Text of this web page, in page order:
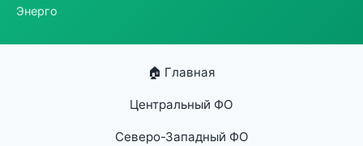
Энерго
🏠 Главная
Центральный ФО
Северо-Западный ФО